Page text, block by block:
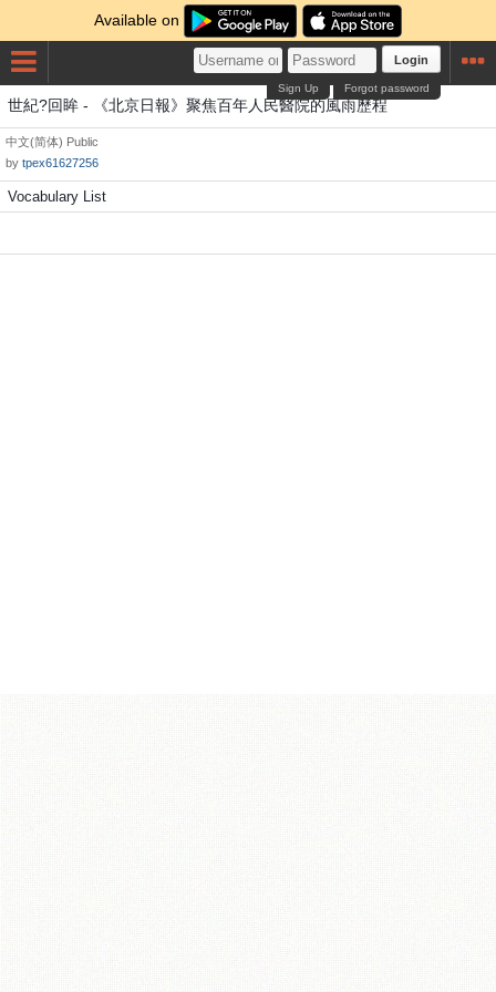
Available on
Login
Forgot password
Sign Up
世紀?回眸 - 《北京日報》聚焦百年人民醫院的風雨歷程
中文(简体) Public
by tpex61627256
Vocabulary List